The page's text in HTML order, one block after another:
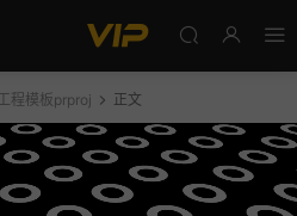
程模板prproj 正文